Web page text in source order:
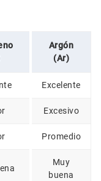
Argón
(Ar)
Excelente
Excesivo
Promedio
Muy
buena